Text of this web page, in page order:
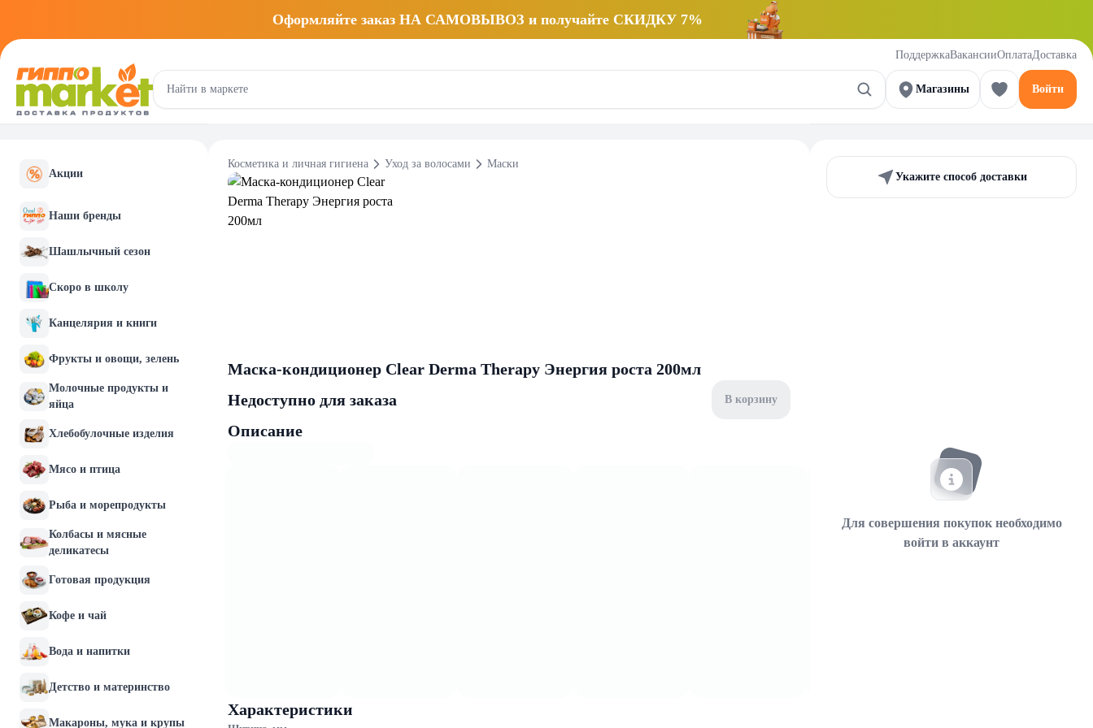
Оформляйте заказ НА САМОВЫВОЗ и получайте СКИДКУ 7%
ПоддержкаВакансииОплатаДоставка
Магазины Войти
Акции
Наши бренды
Шашлычный сезон
Скоро в школу
Канцелярия и книги
Фрукты и овощи, зелень
Молочные продукты и
яйца
Хлебобулочные изделия
Мясо и птица
Рыба и морепродукты
Колбасы и мясные
деликатесы
Готовая продукция
Кофе и чай
Вода и напитки
Детство и материнство
Макароны, мука и крупы
Косметика и личная гигиена Уход за волосами Маски
Маска-кондиционер Clear Derma Therapy Энергия роста 200мл
Недоступно для заказа
В корзину
Описание
Характеристики
Укажите способ доставки
Для совершения покупок необходимо
войти в аккаунт